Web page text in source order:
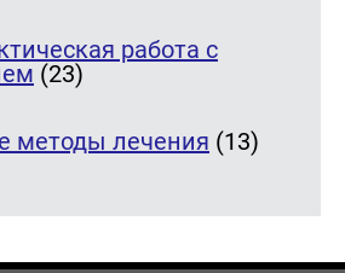
работа с
(23)
методы лечения (13)